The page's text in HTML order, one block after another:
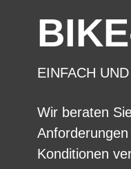
EINFACH
Wir beraten
Konditionen